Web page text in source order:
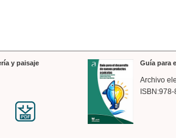
y paisaje Guía para
Archivo